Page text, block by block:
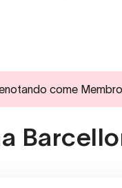
come